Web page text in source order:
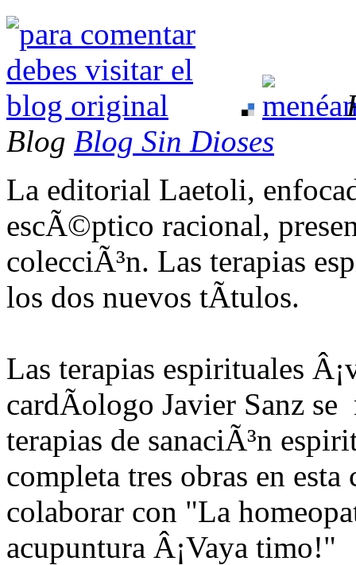
Blog Blog Sin Dioses
La editorial Laetoli,
escÃ©ptico racional,
colecciÃ³n. Las terapias
los dos nuevos tÃ­tulos.
Las terapias espirituales
cardÃ­ologo Javier Sanz
terapias de sanaciÃ³n
completa tres obras en
colaborar con "La
acupuntura Â¡Vaya timo!"